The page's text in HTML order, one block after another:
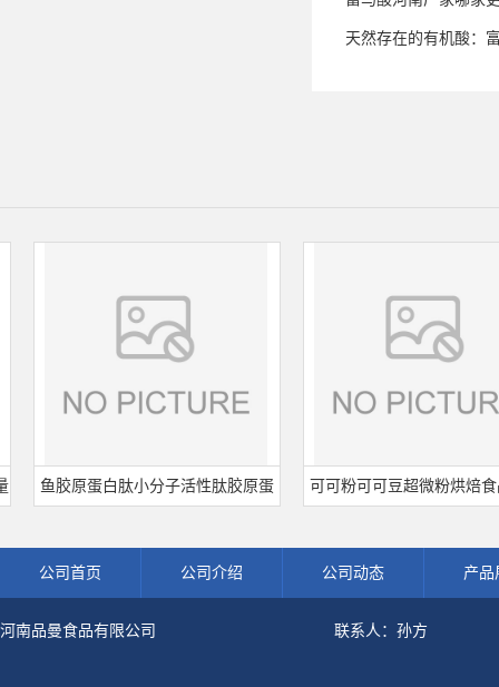
天然存在的有机酸：
鱼胶原蛋白肽小分子活性肽胶原蛋 可可粉可可豆超微粉烘焙食品
公司首页 公司介绍 公司动态 产品
河南品曼食品有限公司 联系人：孙方